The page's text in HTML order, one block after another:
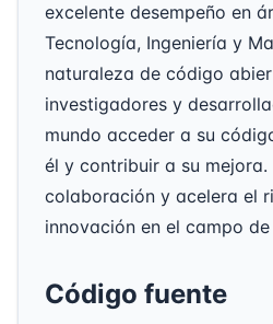
excelente desempeño en
Tecnología, Ingeniería y
naturaleza de código
investigadores y
mundo acceder a su
él y contribuir a su
colaboración y acelera el
innovación en el campo de
Código fuente